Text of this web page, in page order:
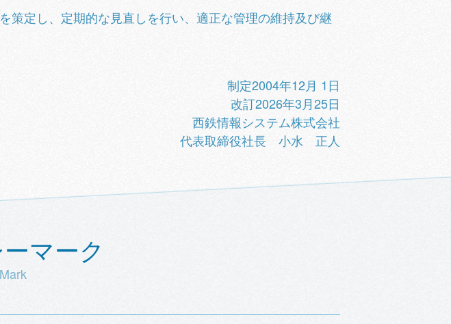
策定し、定期的な見直しを行い、適正な管理の維持及び継
制定2004年12月 1日
改訂2026年3月25日
西鉄情報システム株式会社
代表取締役社長 小水 正人
マーク